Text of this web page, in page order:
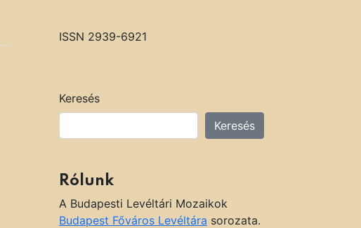
ISSN 2939-6921
Keresés
Keresés
Rólunk
A Budapesti Levéltári Mozaikok
Budapest Főváros Levéltára sorozata.